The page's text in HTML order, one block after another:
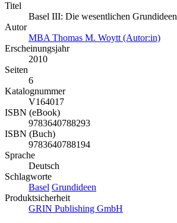
Titel
Basel III: Die wesentlichen Grundideen
Autor
MBA Thomas M. Woytt (Autor:in)
Erscheinungsjahr
2010
Seiten
6
Katalognummer
V164017
ISBN (eBook)
9783640788293
ISBN (Buch)
9783640788194
Sprache
Deutsch
Schlagworte
Basel Grundideen
Produktsicherheit
GRIN Publishing GmbH